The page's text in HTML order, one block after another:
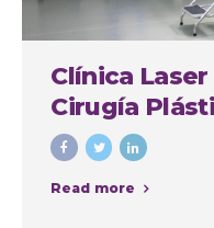
Clínica Laser
Cirugía
Read more